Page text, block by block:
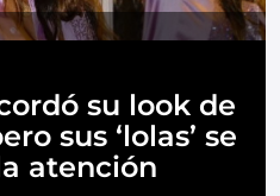
su look de
sus ‘lolas’ se
atención